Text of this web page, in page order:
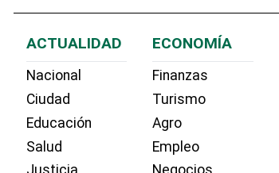
ACTUALIDAD
Nacional
Ciudad
Educación
Salud
ECONOMÍA
Finanzas
Turismo
Agro
Empleo